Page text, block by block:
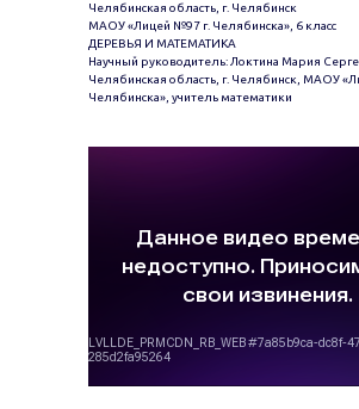
Челябинская область, г. Челябинск
МАОУ «Лицей №97 г. Челябинска», 6 класс
ДЕРЕВЬЯ И МАТЕМАТИКА
Научный руководитель: Локтина Мария
Челябинская область, г. Челябинск, МАОУ
Челябинска», учитель математики